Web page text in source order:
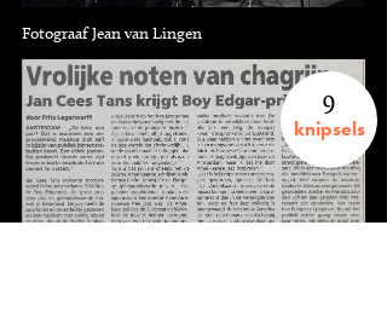
Fotograaf Jean van Lingen
9
knipsels